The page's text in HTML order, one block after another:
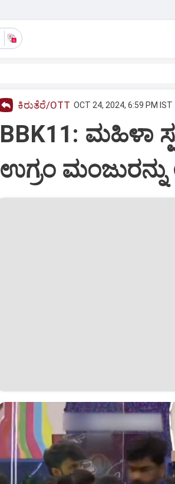
ಕಿರುತೆರೆ/OTT OCT 24, 2024, 6:59 PM IST
BBK11: ಮಹಿಳಾ
ಉಗ್ರಂ